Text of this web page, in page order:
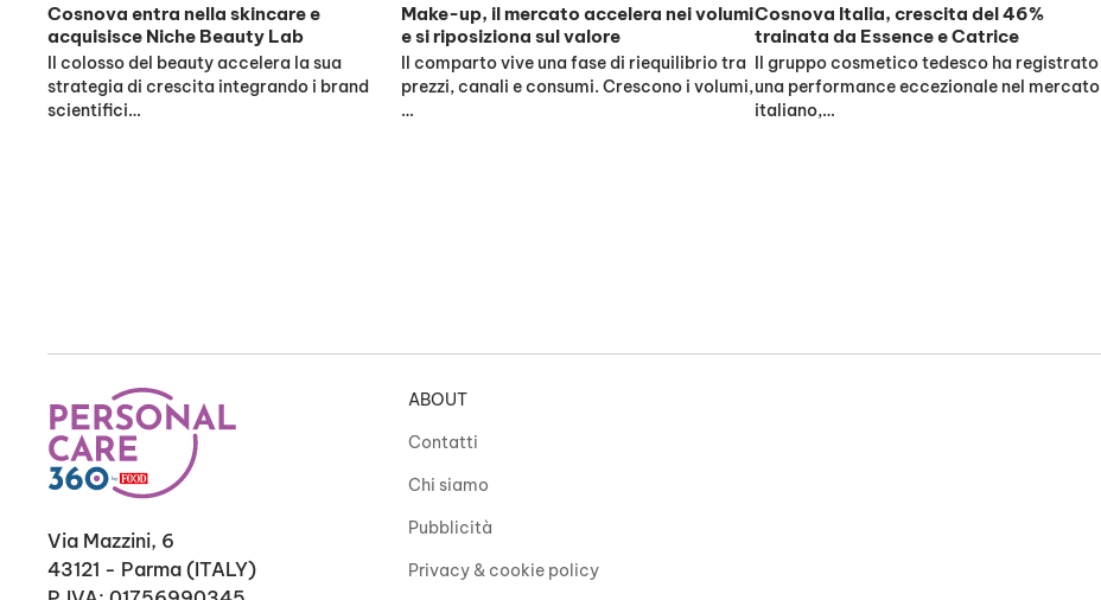
Cosnova entra nella skincare e
acquisisce Niche Beauty Lab
Il colosso del beauty accelera la sua
strategia di crescita integrando i brand
scientifici…
Make-up, il mercato accelera nei volumi
e si riposiziona sul valore
Il comparto vive una fase di riequilibrio tra
prezzi, canali e consumi. Crescono i volumi,
…
Cosnova Italia, crescita del 46%
trainata da Essence e Catrice
Il gruppo cosmetico tedesco ha registrato
una performance eccezionale nel mercato
italiano,…
Via Mazzini, 6
43121 - Parma (ITALY)
ABOUT
Contatti
Chi siamo
Pubblicità
Privacy & cookie policy